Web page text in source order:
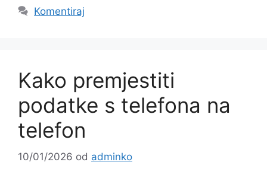
Komentiraj
Kako premjestiti
podatke s telefona na
telefon
10/01/2026 od adminko